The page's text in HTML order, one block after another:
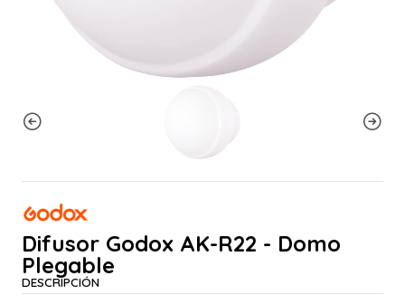
Difusor Godox AK-R22 - Domo
Plegable
DESCRIPCIÓN